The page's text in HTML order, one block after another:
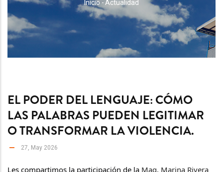
RUTA
DE
NAVEGACIÓN
Inicio -Actualidad
EL PODER DEL LENGUAJE: CÓMO
LAS PALABRAS PUEDEN LEGITIMAR
O TRANSFORMAR LA VIOLENCIA.
27, May 2026
Les compartimos la participación de la Mag. Marina Rivera